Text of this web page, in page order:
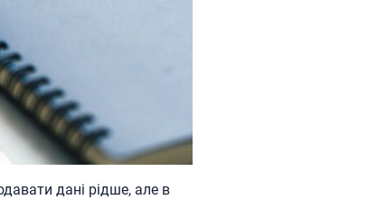
дані рідше, але в